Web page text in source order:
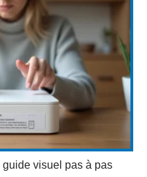
visuel pas à pas